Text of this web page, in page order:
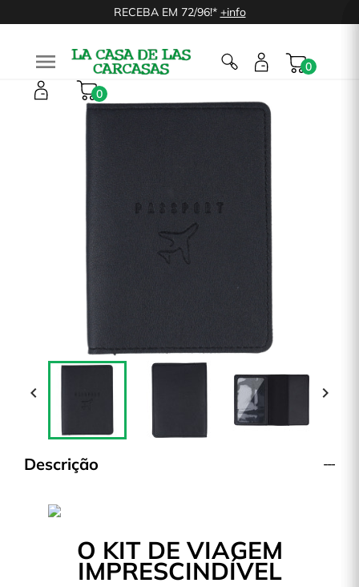
RECEBA EM 72/96!* +info

0
0
 
Descrição
O KIT DE VIAGEM
IMPRESCINDÍVEL